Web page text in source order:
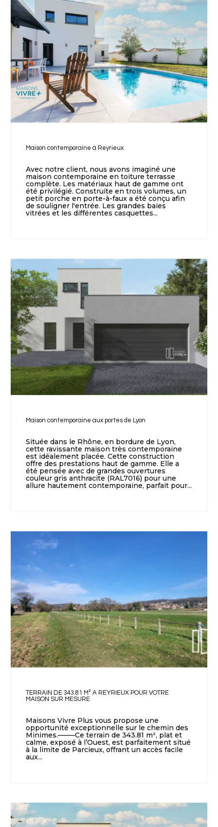
Maison contemporaine à Reyrieux
Avec notre client, nous avons imaginé une
maison contemporaine en toiture terrasse
complète. Les matériaux haut de gamme ont
été privilégié. Construite en trois volumes, un
petit porche en porte-à-faux a été conçu afin
de souligner l'entrée. Les grandes baies
vitrées et les différentes casquettes...
Maison contemporaine aux portes de Lyon
Située dans le Rhône, en bordure de Lyon,
cette ravissante maison très contemporaine
est idéalement placée. Cette construction
offre des prestations haut de gamme. Elle a
été pensée avec de grandes ouvertures
couleur gris anthracite (RAL7016) pour une
allure hautement contemporaine, parfait pour...
TERRAIN DE 343.81 M² A REYRIEUX POUR VOTRE
MAISON SUR MESURE
Maisons Vivre Plus vous propose une
opportunité exceptionnelle sur le chemin des
Minimes.——–Ce terrain de 343.81 m², plat et
calme, exposé à l’Ouest, est parfaitement situé
à la limite de Parcieux, offrant un accès facile
aux...